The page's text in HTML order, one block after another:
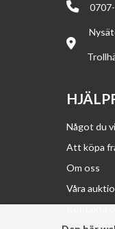
Något du
Att köpa
Om oss
Våra